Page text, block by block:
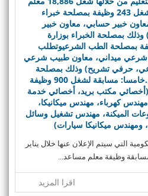
مساعد مادة. ثالثا: مسابقة لشغل 243 وظيفة بمصلحة خبراء
خبير حسابي، معاون خبير
بمصلحة الخبراء بوزارة
مسابقة 81 وظيفة بمصلحة الطب الشرعيوتطلب
ميداني، معاون طبيب شرعي
حرفي تشريح) وذلك بمصلحة
الطب الشرعي بوزارة العدل.خامسا: مسابقة لشغل 900 وظيفة
مكتب بريد، أخصائي خدمة
كهرباء، مهندس ميكانيكا،
الميكنة، مهندس تشغيل وسائل
ومهندس ميكانيكا سيارات)
التي سيتم الإعلان عنها خلال يناير
مسابقة وظيفة معلم مساعد...
اقرا المزيد